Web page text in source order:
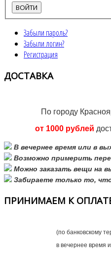
Забыли пароль?
Забыли логин?
Регистрация
ДОСТАВКА
По городу
от 1000 рублей
В вечернее время или в
Возможно примерить
Можно заказать вещи на
Забираете только то,
ПРИНИМАЕМ К
(по банковскому
в вечернее время